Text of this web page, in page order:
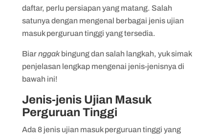
6. SMMPTN (Seleksi Mandiri Masuk PTN
Konsorsium)
8. Seleksi Perguruan Tinggi Swasta (PTS)
daftar, perlu persiapan yang matang. Salah
satunya dengan mengenal berbagai jenis ujian
masuk perguruan tinggi yang tersedia.
Biarnggakbingung dan salah langkah, yuk simak
penjelasan lengkap mengenai jenis-jenisnya di
bawah ini!
Jenis-jenis Ujian Masuk
Perguruan Tinggi
Ada 8 jenis ujian masuk perguruan tinggi yang